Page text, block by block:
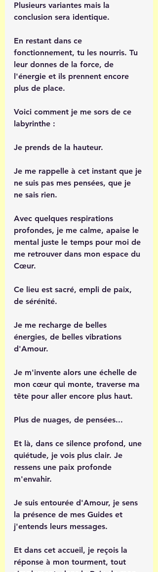
Plusieurs variantes mais la
conclusion sera identique.
En restant dans ce
fonctionnement, tu les nourris. Tu
leur donnes de la force, de
l'énergie et ils prennent encore
plus de place.
Voici comment je me sors de ce
labyrinthe :
Je prends de la hauteur.
Je me rappelle à cet instant que je
ne suis pas mes pensées, que je
ne sais rien.
Avec quelques respirations
profondes, je me calme, apaise le
mental juste le temps pour moi de
me retrouver dans mon espace du
Cœur.
Ce lieu est sacré, empli de paix,
de sérénité.
Je me recharge de belles
énergies, de belles vibrations
d'Amour.
Je m'invente alors une échelle de
mon cœur qui monte, traverse ma
tête pour aller encore plus haut.
Plus de nuages, de pensées...
Et là, dans ce silence profond, une
quiétude, je vois plus clair. Je
ressens une paix profonde
m'envahir.
Je suis entourée d'Amour, je sens
la présence de mes Guides et
j'entends leurs messages.
Et dans cet accueil, je reçois la
réponse à mon tourment, tout